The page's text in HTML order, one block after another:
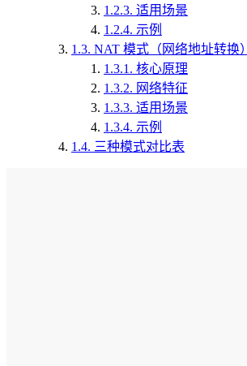
1.2.3. 适用场景
1.2.4. 示例
1.3. NAT 模式（网络地址转换）
1.3.1. 核心原理
1.3.2. 网络特征
1.3.3. 适用场景
1.3.4. 示例
1.4. 三种模式对比表